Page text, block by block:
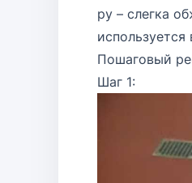
ру – слегка
Пошаговый
Шаг 1: